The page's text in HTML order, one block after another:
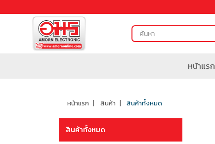
หน้าแรก
หน้าแรก สินค้า สินค้าทั้งหมด
สินค้าทั้งหมด